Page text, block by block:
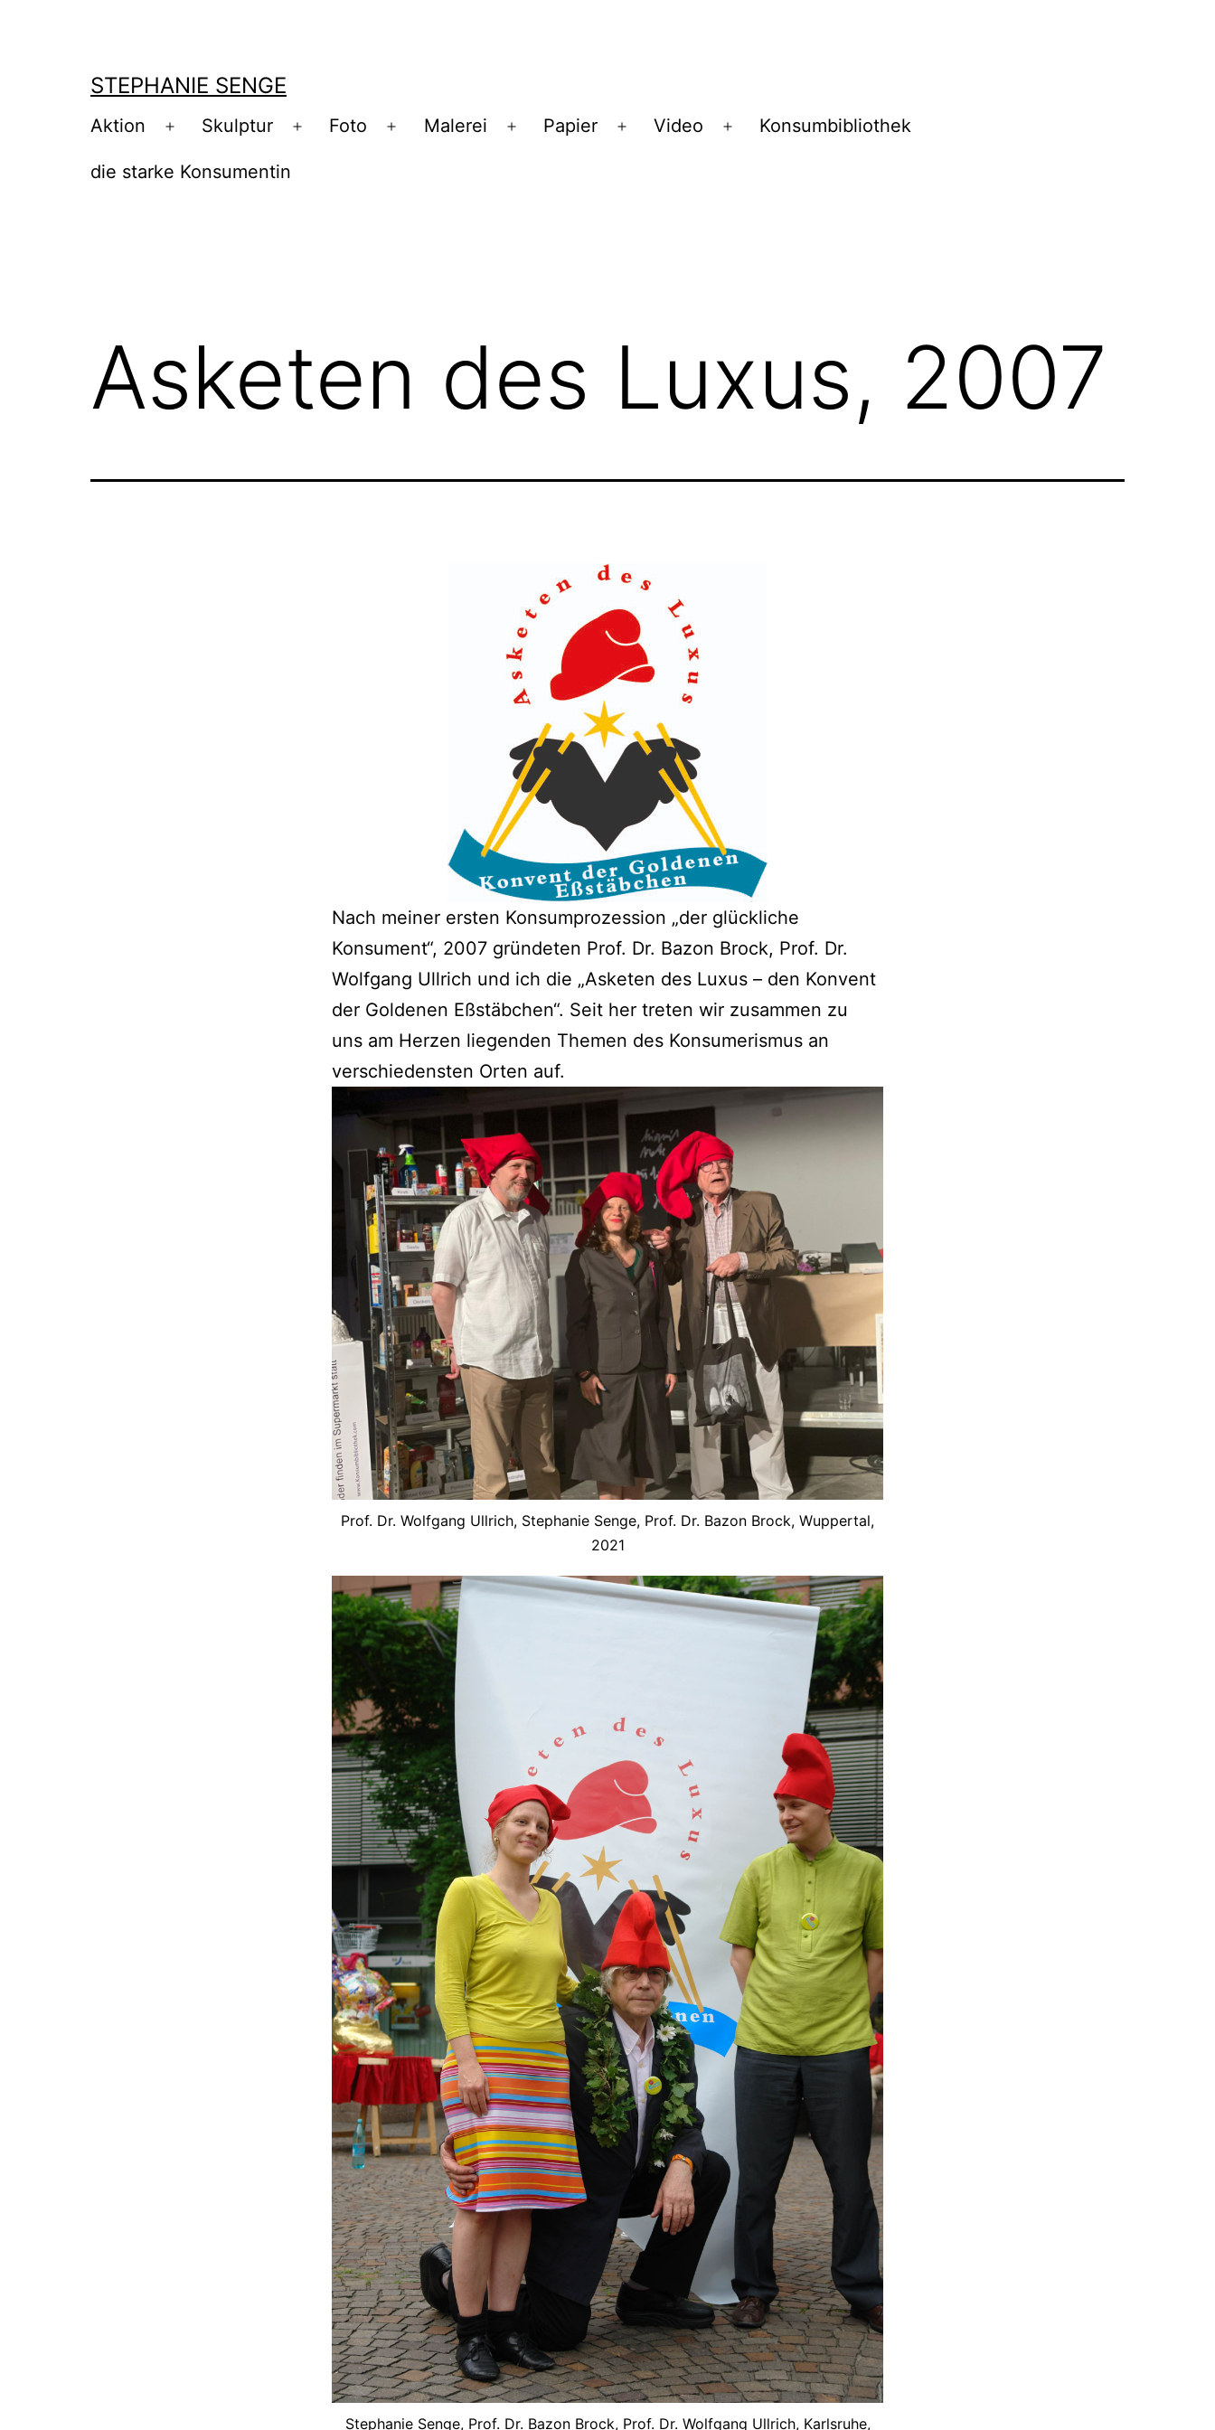
STEPHANIE SENGE
Aktion
Menü
öffnen
Skulptur
Menü
Foto
Menü
Malerei
Menü
Papier
Menü
Video
Menü
Konsumbibliothek
die starke Konsumentin
Asketen des Luxus, 2007
Nach meiner ersten Konsumprozession „der glückliche
Konsument“, 2007 gründeten Prof. Dr. Bazon Brock, Prof. Dr.
Wolfgang Ullrich und ich die „Asketen des Luxus – den Konvent
der Goldenen Eßstäbchen“. Seit her treten wir zusammen zu
uns am Herzen liegenden Themen des Konsumerismus an
verschiedensten Orten auf.
Prof. Dr. Wolfgang Ullrich, Stephanie Senge, Prof. Dr. Bazon Brock, Wuppertal,
2021
Stephanie Senge, Prof. Dr. Bazon Brock, Prof. Dr. Wolfgang Ullrich, Karlsruhe,